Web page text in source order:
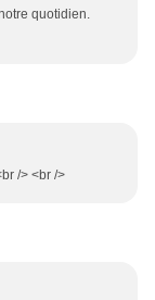
quotidien.
/> <br />